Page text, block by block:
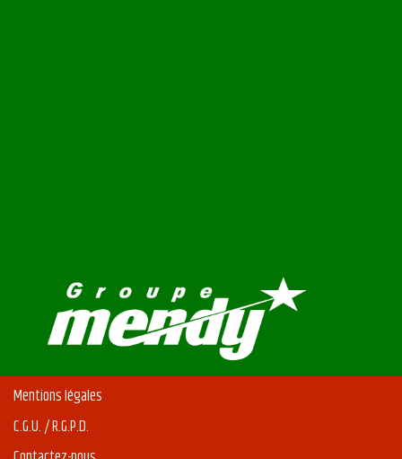
Mentions légales
C.G.U. / R.G.P.D.